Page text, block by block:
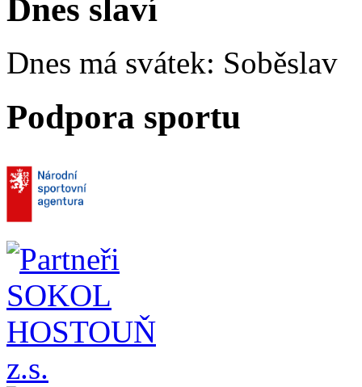
Dnes slaví
Dnes má svátek: Soběslav
Podpora sportu